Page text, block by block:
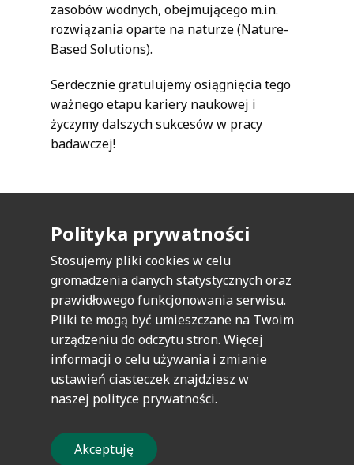
zasobów wodnych, obejmującego m.in.
rozwiązania oparte na naturze (Nature-
Based Solutions).
Serdecznie gratulujemy osiągnięcia tego
ważnego etapu kariery naukowej i
życzymy dalszych sukcesów w pracy
badawczej!
Europejskie Regionalne Centrum
Ekohydrologii Polskiej Akademii Nauk
ul. Tylna 3, 90-364 Łódź | Tel: +48 42 681 70
07 | Fax: 48 42 681 30 69 |
erce@erce.unesco.lodz.pl
Deklaracja dostępności|Polityka prywatności
RODO|Mapa strony|Realizacja
Polityka prywatności
Stosujemy pliki cookies w celu
gromadzenia danych statystycznych oraz
prawidłowego funkcjonowania serwisu.
Pliki te mogą być umieszczane na Twoim
urządzeniu do odczytu stron. Więcej
informacji o celu używania i zmianie
ustawień ciasteczek znajdziesz w
naszej polityce prywatności.
Akceptuję